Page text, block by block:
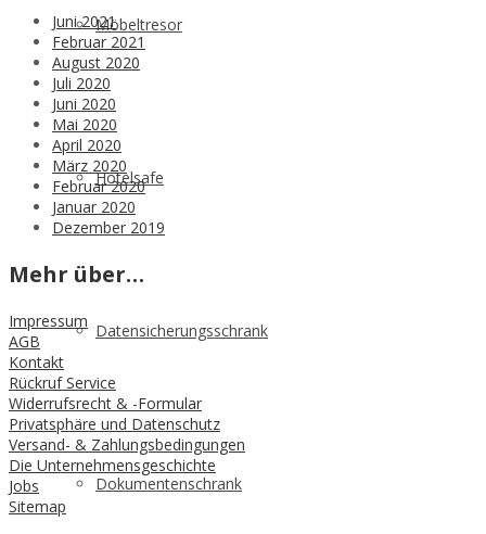
Möbeltresor
Hotelsafe
Datensicherungsschrank
Dokumentenschrank
Juni 2021
Februar 2021
August 2020
Juli 2020
Juni 2020
Mai 2020
April 2020
März 2020
Februar 2020
Januar 2020
Dezember 2019
Mehr über…
Impressum
AGB
Kontakt
Rückruf Service
Widerrufsrecht & -Formular
Privatsphäre und Datenschutz
Versand- & Zahlungsbedingungen
Die Unternehmensgeschichte
Jobs
Sitemap